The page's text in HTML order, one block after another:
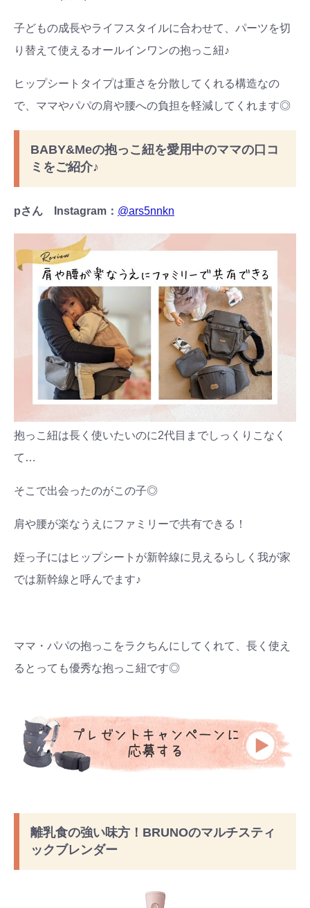
子どもの成長やライフスタイルに合わせて、パーツを切
り替えて使えるオールインワンの抱っこ紐♪
ヒップシートタイプは重さを分散してくれる構造なの
で、ママやパパの肩や腰への負担を軽減してくれます◎
BABY&Meの抱っこ紐を愛用中のママの口コ
ミをご紹介♪
pさん Instagram： @ars5nnkn
抱っこ紐は長く使いたいのに2代目までしっくりこなく
て…
そこで出会ったのがこの子◎
肩や腰が楽なうえにファミリーで共有できる！
姪っ子にはヒップシートが新幹線に見えるらしく我が家
では新幹線と呼んでます♪
ママ・パパの抱っこをラクちんにしてくれて、長く使え
るとっても優秀な抱っこ紐です◎
離乳食の強い味方！BRUNOのマルチスティ
ックブレンダー